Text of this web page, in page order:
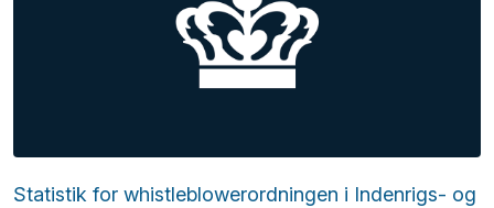
Statistik for whistleblowerordningen i Indenrigs- og